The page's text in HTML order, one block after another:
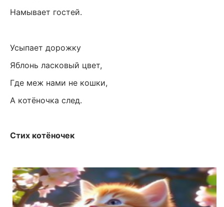
Намывает гостей.
Усыпает дорожку
Яблонь ласковый цвет,
Где меж нами не кошки,
А котёночка след.
Стих котёночек